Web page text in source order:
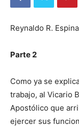
Reynaldo R.
Parte 2
Como ya se
trabajo, al Vicario
Apostólico que
ejercer sus